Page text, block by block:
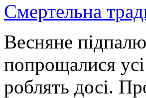
Смертельна
Весняне
попрощалися усі
роблять досі.